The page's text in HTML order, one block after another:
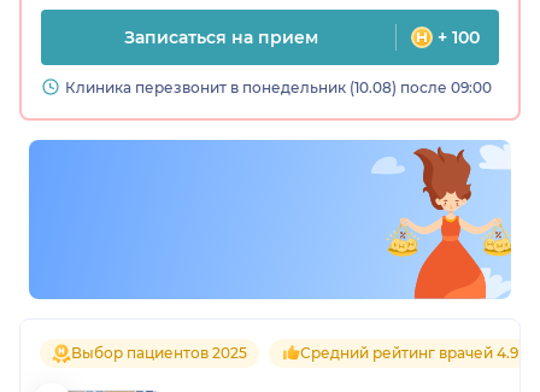
Записаться на прием + 100
Клиника перезвонит в понедельник (10.08) после 09:00
Выбор пациентов 2025 Средний рейтинг врачей 4.9